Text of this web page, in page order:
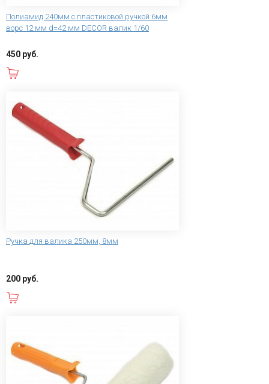
Полиамид 240мм с пластиковой ручкой 6мм
ворс 12 мм d=42 мм DECOR валик 1/60
450 руб.
Ручка для валика 250мм, 8мм
200 руб.